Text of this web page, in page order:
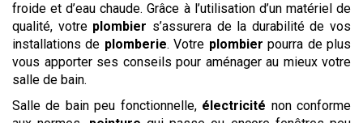
froide et d’eau chaude. Grâce à l’utilisation d’un matériel de
qualité, votre plombier s’assurera de la durabilité de vos
installations de plomberie. Votre plombier pourra de plus
vous apporter ses conseils pour aménager au mieux votre
salle de bain.
Salle de bain peu fonctionnelle, électricité non conforme